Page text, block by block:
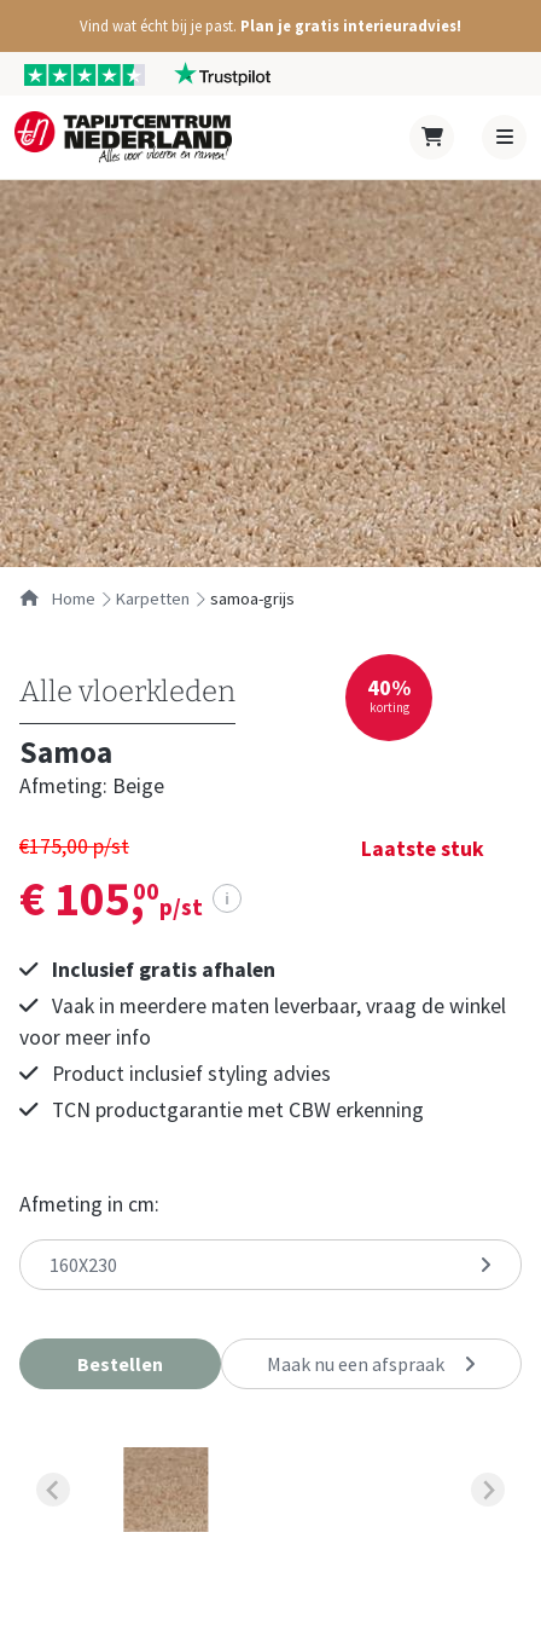
Vind wat écht bij je past. Plan je gratis interieuradvies!
Home karpetten samoa-grijs
Alle vloerkleden
Samoa
Afmeting: Beige
€175,00 p/st
€ 105,
00
p/st i
Laatste stuk
Inclusief gratis afhalen
Vaak in meerdere maten leverbaar, vraag de winkel
voor meer info
Product inclusief styling advies
TCN productgarantie met CBW erkenning
Afmeting in cm:
160X230
Bestellen Maak nu een afspraak
40%
korting